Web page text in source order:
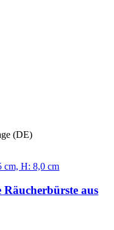
(DE)
aus